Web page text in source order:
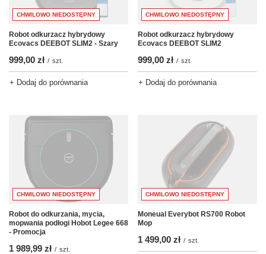
CHWILOWO NIEDOSTĘPNY
Robot odkurzacz hybrydowy
Ecovacs DEEBOT SLIM2 - Szary
999,00 zł / szt.
+ Dodaj do porównania
CHWILOWO NIEDOSTĘPNY
Robot odkurzacz hybrydowy
Ecovacs DEEBOT SLIM2
999,00 zł / szt.
+ Dodaj do porównania
CHWILOWO NIEDOSTĘPNY
Robot do odkurzania, mycia,
mopwania podłogi Hobot Legee 668
- Promocja
1 989,99 zł / szt.
CHWILOWO NIEDOSTĘPNY
Moneual Everybot RS700 Robot
Mop
1 499,00 zł / szt.